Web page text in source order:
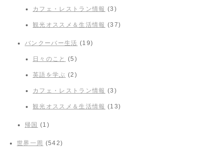
カフェ・レストラン情報 (3)
観光オススメ＆生活情報 (37)
バンクーバー生活 (19)
日々のこと (5)
英語を学ぶ (2)
カフェ・レストラン情報 (3)
観光オススメ＆生活情報 (13)
帰国 (1)
世界一周 (542)